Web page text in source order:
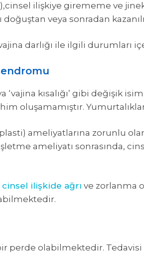
ilişkiye girememe ve
doğuştan veya sonradan
darlığı ile ilgili durumları
‘vajina kısalığı’ gibi değişik
oluşamamıştır.
ameliyatlarına zorunlu
ameliyatı sonrasında,
cinsel ilişkide ağrı ve zorlanma
perde olabilmektedir.